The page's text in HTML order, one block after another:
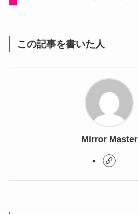
この記事を書いた人
Mirror Master